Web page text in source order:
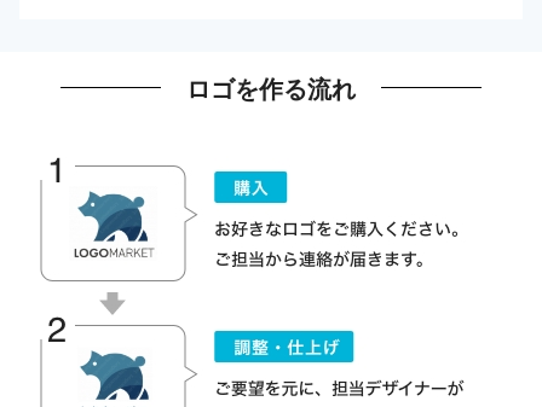
ロゴを作る流れ